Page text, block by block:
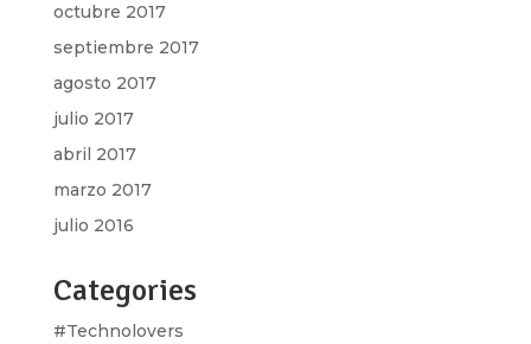
octubre 2017
septiembre 2017
agosto 2017
julio 2017
abril 2017
marzo 2017
julio 2016
Categories
#Technolovers